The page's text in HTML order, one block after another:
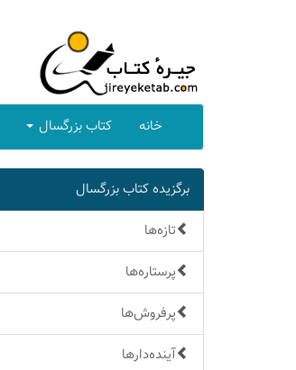
خانه كتاب بزرگسال
برگزیده كتاب بزرگسال
تازه‌ها
پرستاره‌ها
پرفروش‌ها
آینده‌دارها